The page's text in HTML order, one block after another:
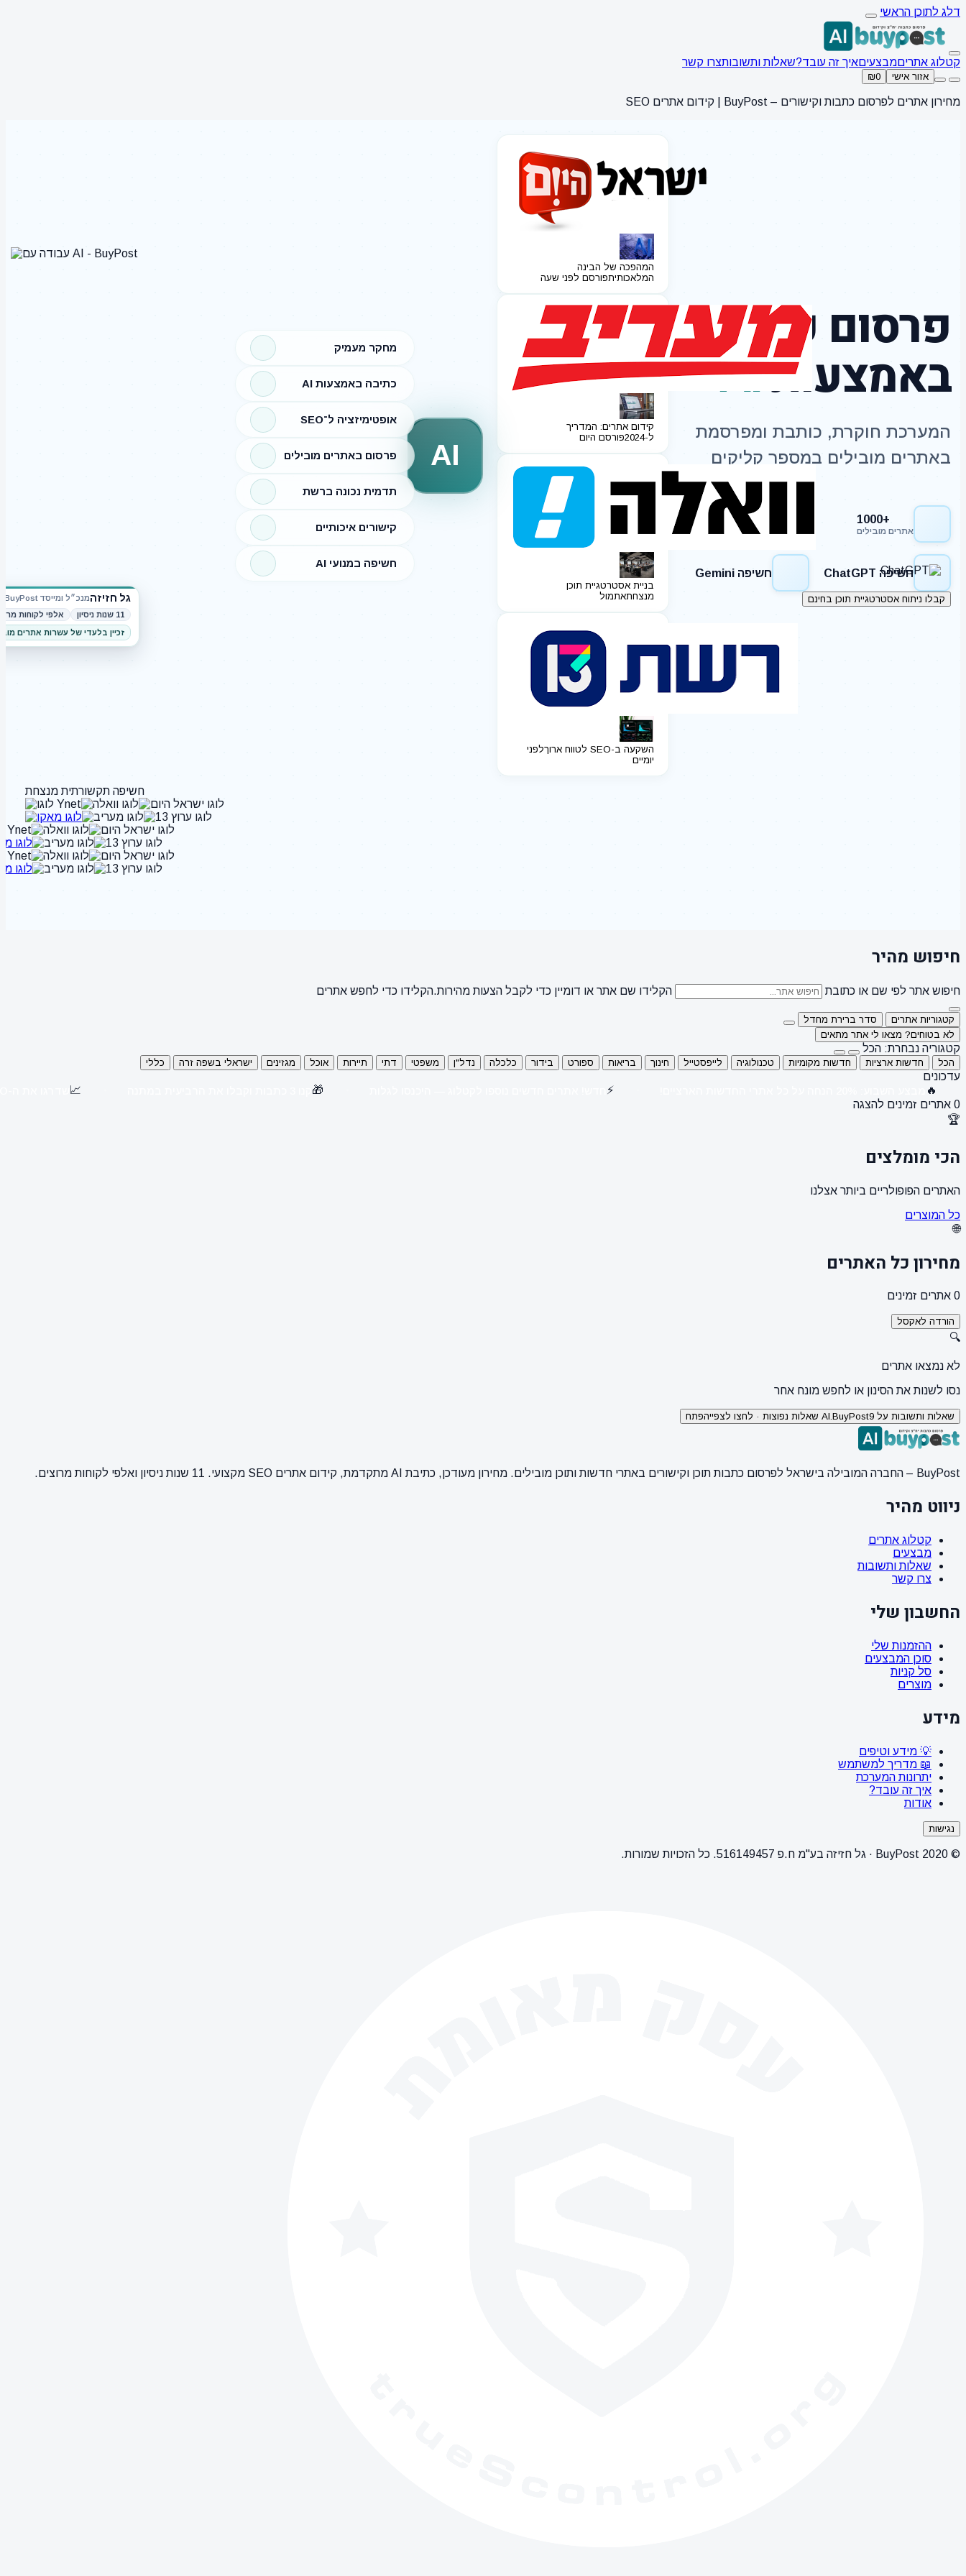
דלג לתוכן הראשי
קטלוג אתריםמבצעיםאיך זה עובד?שאלות ותשובותצרו קשר
אזור אישי ₪0
מחירון אתרים לפרסום כתבות וקישורים – BuyPost | קידום אתרים SEO
גל חזיזהמנכ״ל ומייסד BuyPost
11 שנות ניסיון
אלפי לקוחות
זכיין בלעדי של עשרות אתרים
מחקר מעמיק
כתיבה באמצעות AI
אופטימיזציה ל־SEO
פרסום באתרים מובילים
תדמית נכונה ברשת
קישורים איכותיים
חשיפה במנועי AI
AI
המהפכה של הבינה
המלאכותיתפורסם לפני שעה
קידום אתרים: המדריך
ל-2024
פורסם היום
בניית אסטרטגיית תוכן
מנצחתאתמול
השקעה ב-SEO לטווח ארוך
לפני
יומיים
פרסום כתבות
באמצעותAI
המערכת חוקרת, כותבת ומפרסמת
באתרים מובילים במספר קליקים
+1000
אתרים מובילים
חשיפה Google
חשיפה ChatGPT חשיפה Gemini
קבלו ניתוח אסטרטגיית תוכן בחינם
חשיפה תקשורתית מנצחת
חיפוש מהיר
חיפוש אתר לפי שם או כתובת הקלידו שם אתר או דומיין כדי לקבל הצעות מהירות.הקלידו כדי לחפש אתרים
קטגוריות אתרים
סדר ברירת מחדל
לא בטוחים? מצאו לי אתר מתאים
קטגוריה נבחרת: הכל
הכל חדשות ארציות חדשות מקומיות טכנולוגיה לייפסטייל חינוך בריאות ספורט בידור כלכלה נדל"ן משפטי דתי תיירות אוכל מגזינים ישראלי בשפה זרה כללי
עדכונים
🔥
⚡
🎁
📈
0 אתרים זמינים להצגה
🏆
הכי מומלצים
האתרים הפופולריים ביותר אצלנו
כל המוצרים
🌐
מחירון כל האתרים
0 אתרים זמינים
הורדה לאקסל
🔍
לא נמצאו אתרים
נסו לשנות את הסינון או לחפש מונח אחר
שאלות ותשובות על AI.BuyPost 9 שאלות נפוצות · לחצו לצפייה פתח
BuyPost – החברה המובילה בישראל לפרסום כתבות תוכן וקישורים באתרי חדשות ותוכן מובילים. מחירון מעודכן, כתיבת AI מתקדמת, קידום אתרים SEO מקצועי. 11 שנות ניסיון ואלפי לקוחות מרוצים.
ניווט מהיר
קטלוג אתרים
מבצעים
שאלות ותשובות
צרו קשר
החשבון שלי
ההזמנות שלי
סוכן המבצעים
סל קניות
מוצרים
מידע
💡 מידע וטיפים
📖 מדריך למשתמש
יתרונות המערכת
איך זה עובד?
אודות
נגישות
© 2020 BuyPost · גל חזיזה בע"מ ח.פ 516149457. כל הזכויות שמורות.